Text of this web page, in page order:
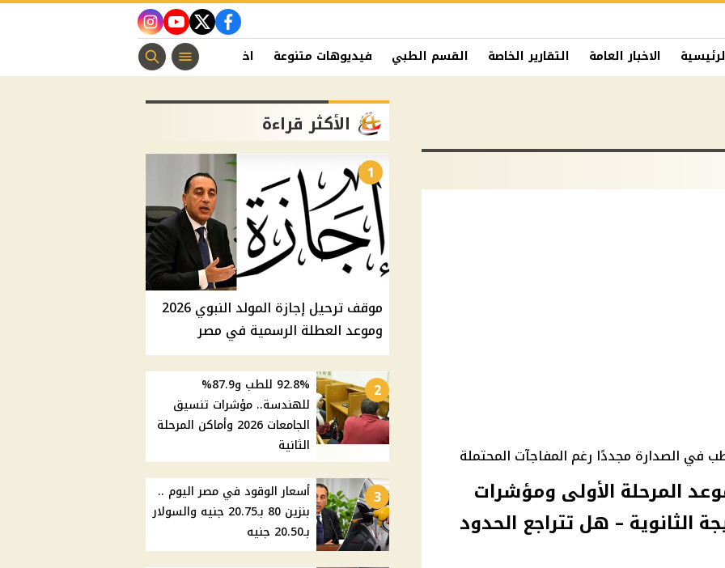
facebook
twitter
youtube
instagram
الاخبار العامة التقارير الخاصة القسم الطبي فيديوهات متنوعة اخبار الفن منوعات مسيحية
في الصدارة مجددًا رغم المفاجآت المحتملة
الجامعات 2025.. موعد المرحلة الأولى ومؤشرات
الثانوية – هل تتراجع الحدود
الأكثر قراءة
1
موقف ترحيل إجازة المولد النبوي 2026
وموعد العطلة الرسمية في مصر
2
92.8% للطب و87.9%
للهندسة.. مؤشرات تنسيق
الجامعات 2026 وأماكن المرحلة
الثانية
3
أسعار الوقود في مصر اليوم ..
بنزين 80 بـ20.75 جنيه والسولار
بـ20.50 جنيه